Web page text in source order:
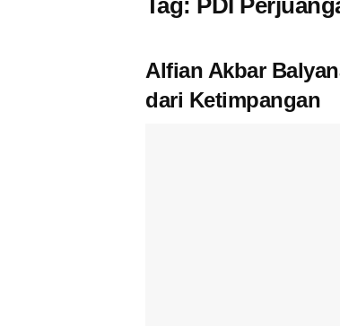
Tag: PDI
Alfian Akbar
dari Ketimpangan